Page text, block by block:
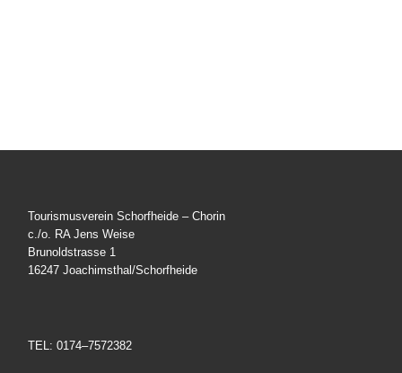
Tourismusverein Schorfheide – Chorin
c./o. RA Jens Weise
Brunoldstrasse 1
16247 Joachimsthal/Schorfheide
TEL: 0174–7572382